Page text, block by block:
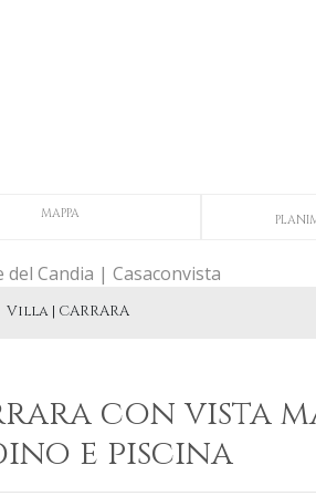
MAPPA
Villa | CARRARA
con vista
e piscina